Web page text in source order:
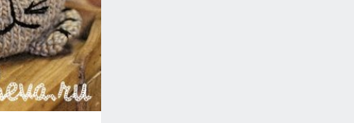
игрушек, безделушек